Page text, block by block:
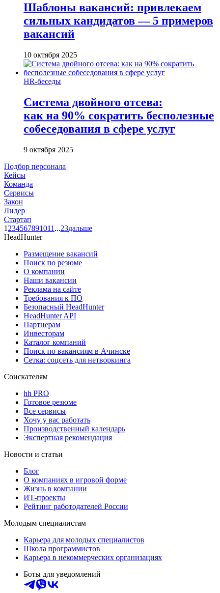
Шаблоны вакансий: привлекаем
сильных кандидатов — 5 примеров
вакансий
10 октября 2025
HR-беседы
Система двойного отсева:
как на 90% сократить бесполезные
собеседования в сфере услуг
9 октября 2025
Подбор персонала
Кейсы
Команда
Сервисы
Закон
Лидер
Стартап
1 234567891011 ...23дальше
HeadHunter
Размещение вакансий
Поиск по резюме
О компании
Наши вакансии
Реклама на сайте
Требования к ПО
Безопасный HeadHunter
HeadHunter API
Партнерам
Инвесторам
Каталог компаний
Поиск по вакансиям в Ачинске
Сетка: соцсеть для нетворкинга
Соискателям
hh PRO
Готовое резюме
Все сервисы
Хочу у вас работать
Производственный календарь
Экспертная рекомендация
Новости и статьи
Блог
О компаниях в игровой форме
Жизнь в компании
ИТ-проекты
Рейтинг работодателей России
Молодым специалистам
Карьера для молодых специалистов
Школа программистов
Карьера в некоммерческих организациях
Боты для уведомлений